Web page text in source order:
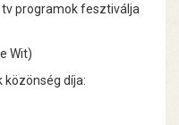
programok fesztiválja
Wit)
közönség díja: